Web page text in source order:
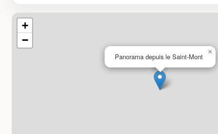
Panorama depuis le Saint-Mont
×
+
−